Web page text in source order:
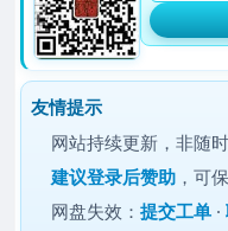
友情提示
网站持续更新，非随
建议登录后赞助 ，可
网盘失效：提交工单 ·